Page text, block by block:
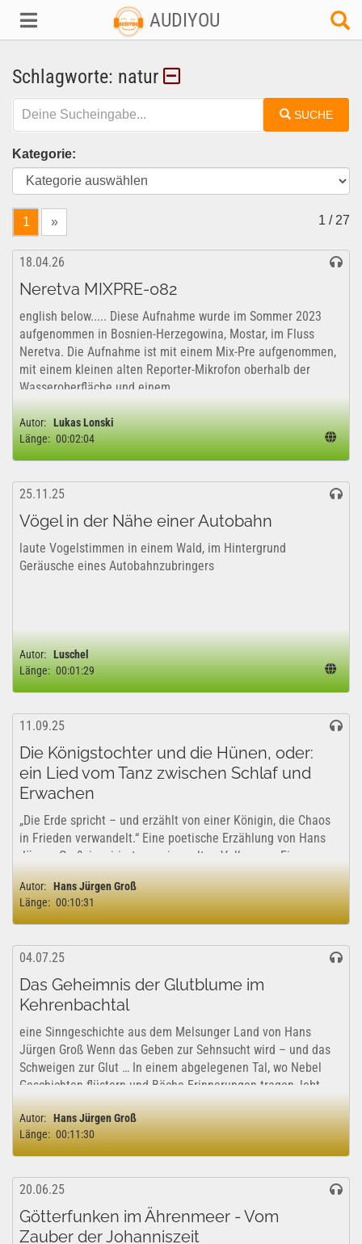
AUDIYOU
Schlagworte: natur
SUCHE
Kategorie:
1 » 1 / 27
18.04.26
Neretva MIXPRE-082
english below..... Diese Aufnahme wurde im Sommer 2023
aufgenommen in Bosnien-Herzegowina, Mostar, im Fluss
Neretva. Die Aufnahme ist mit einem Mix-Pre aufgenommen,
mit einem kleinen alten Reporter-Mikrofon oberhalb der
Wasseroberfläche und einem...
Autor: Lukas Lonski
Länge: 00:02:04
25.11.25
Vögel in der Nähe einer Autobahn
laute Vogelstimmen in einem Wald, im Hintergrund
Geräusche eines Autobahnzubringers
Autor: Luschel
Länge: 00:01:29
11.09.25
Die Königstochter und die Hünen, oder:
ein Lied vom Tanz zwischen Schlaf und
Erwachen
„Die Erde spricht – und erzählt von einer Königin, die Chaos
in Frieden verwandelt.“ Eine poetische Erzählung von Hans
Jürgen Groß, inspiriert von einer alten Volkssage. Ein
Menschenkind, ein Traum, drei Gaben – und der Tanz
zwischen Schlaf und Erwachen...
Autor: Hans Jürgen Groß
Länge: 00:10:31
04.07.25
Das Geheimnis der Glutblume im
Kehrenbachtal
eine Sinngeschichte aus dem Melsunger Land von Hans
Jürgen Groß Wenn das Geben zur Sehnsucht wird – und das
Schweigen zur Glut … In einem abgelegenen Tal, wo Nebel
Geschichten flüstern und Bäche Erinnerungen tragen, lebt
ein altes Paar im...
Autor: Hans Jürgen Groß
Länge: 00:11:30
20.06.25
Götterfunken im Ährenmeer - Vom
Zauber der Johanniszeit